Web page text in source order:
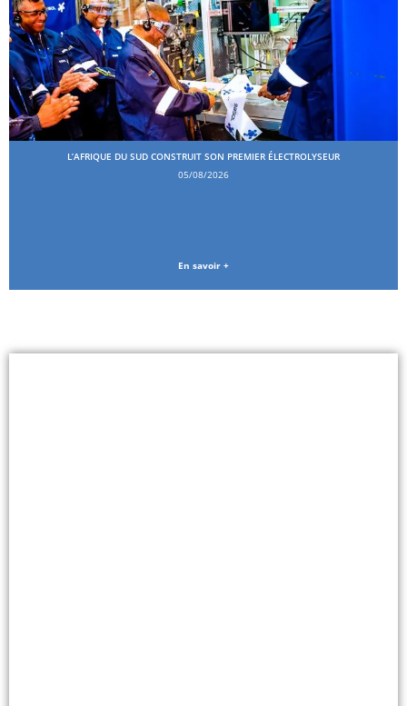
L’AFRIQUE DU SUD CONSTRUIT SON PREMIER ÉLECTROLYSEUR
05/08/2026
En savoir +